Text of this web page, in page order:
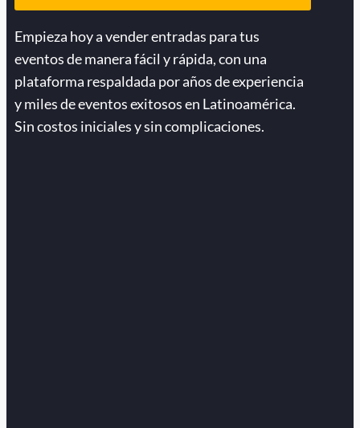
Empieza hoy a vender entradas para tus
eventos de manera fácil y rápida, con una
plataforma respaldada por años de experiencia
y miles de eventos exitosos en Latinoamérica.
Sin costos iniciales y sin complicaciones.